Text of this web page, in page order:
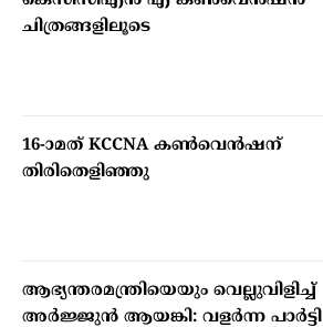
ചിത്രങ്ങളിലൂടെ
16-ാമത് KCCNA കൺവെൻഷന്
തിരിതെളിഞ്ഞു
ആഭ്യന്തരമന്ത്രിയെയും വെല്ലുവിളിച്ച്
അര്‍ജ്ജുന്‍ ആയങ്കി: വളര്‍ന്ന പാര്‍ട്ടി